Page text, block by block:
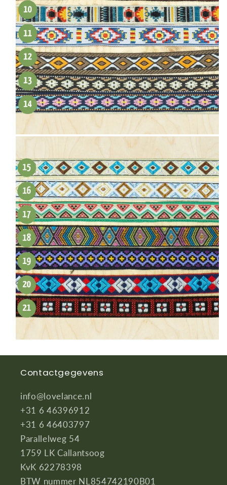
Contactgegevens
info@lovelance.nl
+31 6 46396912
+31 6 46403797
Parallelweg 54
1759 LK Callantsoog
KvK 62278398
BTW nummer NL854742190B01